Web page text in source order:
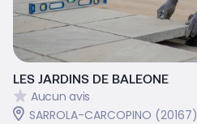
LES JARDINS DE BALEONE
Aucun avis
SARROLA-CARCOPINO (20167)